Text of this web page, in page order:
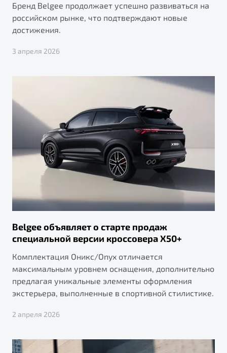
Бренд Belgee продолжает успешно развиваться на
российском рынке, что подтверждают новые
достижения.
3 апреля 2026
Belgee объявляет о старте продаж
специальной версии кроссовера X50+
Комплектация Оникс/Onyx отличается
максимальным уровнем оснащения, дополнительно
предлагая уникальные элементы оформления
экстерьера, выполненные в спортивной стилистике.
2 апреля 2026